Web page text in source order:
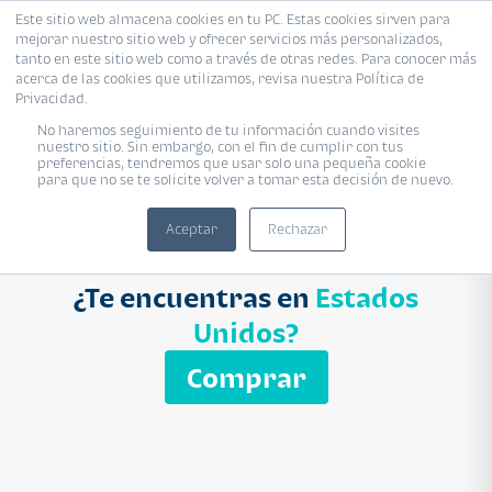
Este sitio web almacena cookies en tu PC. Estas cookies sirven para
mejorar nuestro sitio web y ofrecer servicios más personalizados,
tanto en este sitio web como a través de otras redes. Para conocer más
acerca de las cookies que utilizamos, revisa nuestra Política de
Privacidad.
No haremos seguimiento de tu información cuando visites
nuestro sitio. Sin embargo, con el fin de cumplir con tus
preferencias, tendremos que usar solo una pequeña cookie
para que no se te solicite volver a tomar esta decisión de nuevo.
Aceptar Rechazar
Proyecto Modelo Inmobiliaria
Ingresa el nombre del proyecto
Buscar
¿Te encuentras en Estados
Unidos?
Comprar